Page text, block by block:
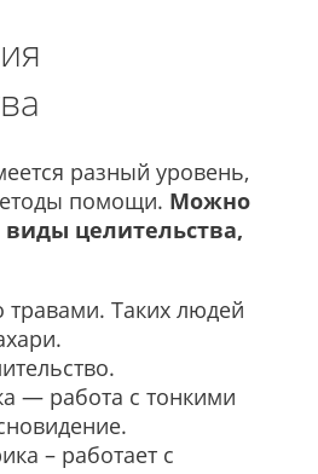
разный уровень,
помощи. Можно
целительства,
травами. Таких людей
— работа с тонкими
– работает с